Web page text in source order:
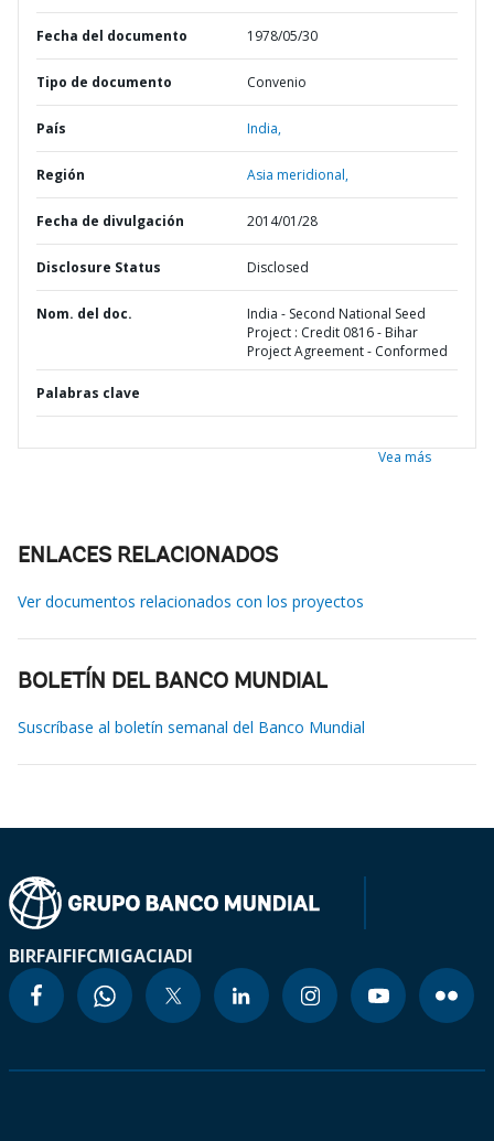
Fecha del documento 1978/05/30
Tipo de documento Convenio
País India,
Región Asia meridional,
Fecha de divulgación 2014/01/28
Disclosure Status Disclosed
Nom. del doc.
India - Second National Seed
Project : Credit 0816 - Bihar
Project Agreement - Conformed
Palabras clave
Vea más
ENLACES RELACIONADOS
Ver documentos relacionados con los proyectos
BOLETÍN DEL BANCO MUNDIAL
Suscríbase al boletín semanal del Banco Mundial
BIRFAIFIFCMIGACIADI